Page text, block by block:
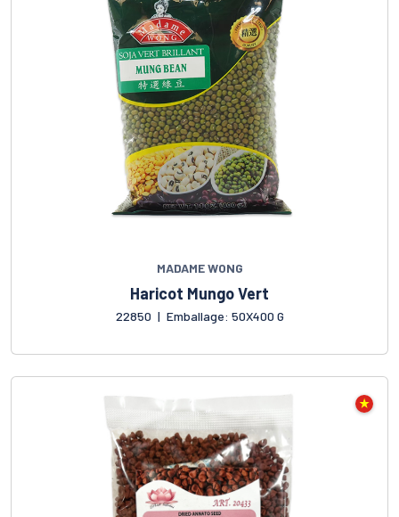
MADAME WONG
Haricot Mungo Vert
22850 | Emballage: 50X400 G